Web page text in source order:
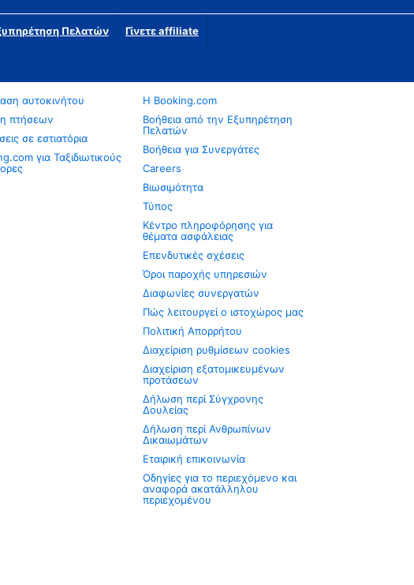
Πελατών Γίνετε affiliate
αυτοκινήτου
πτήσεων
σε εστιατόρια
για Ταξιδιωτικούς
Η Booking.com
Βοήθεια από την Εξυπηρέτηση
Πελατών
Βοήθεια για Συνεργάτες
Careers
Βιωσιμότητα
Τύπος
Κέντρο πληροφόρησης για
θέματα ασφάλειας
Επενδυτικές σχέσεις
Όροι παροχής υπηρεσιών
Διαφωνίες συνεργατών
Πώς λειτουργεί ο ιστοχώρος μας
Πολιτική Απορρήτου
Διαχείριση ρυθμίσεων cookies
Διαχείριση εξατομικευμένων
προτάσεων
Δήλωση περί Σύγχρονης
Δουλείας
Δήλωση περί Ανθρωπίνων
Δικαιωμάτων
Εταιρική επικοινωνία
Οδηγίες για το περιεχόμενο και
αναφορά ακατάλληλου
περιεχομένου